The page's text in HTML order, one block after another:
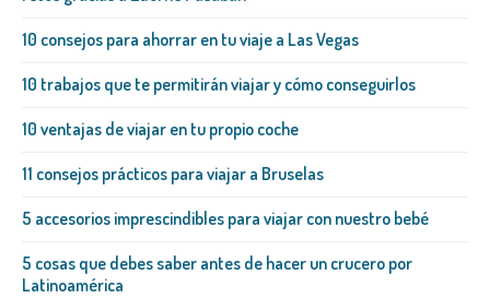
10 consejos para ahorrar en tu viaje a Las Vegas
10 trabajos que te permitirán viajar y cómo conseguirlos
10 ventajas de viajar en tu propio coche
11 consejos prácticos para viajar a Bruselas
5 accesorios imprescindibles para viajar con nuestro bebé
5 cosas que debes saber antes de hacer un crucero por
Latinoamérica